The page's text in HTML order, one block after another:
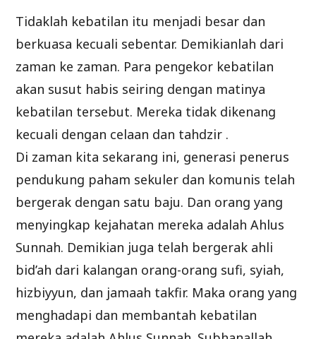
Tidaklah kebatilan itu menjadi besar dan
berkuasa kecuali sebentar. Demikianlah dari
zaman ke zaman. Para pengekor kebatilan
akan susut habis seiring dengan matinya
kebatilan tersebut. Mereka tidak dikenang
kecuali dengan celaan dan tahdzir .
Di zaman kita sekarang ini, generasi penerus
pendukung paham sekuler dan komunis telah
bergerak dengan satu baju. Dan orang yang
menyingkap kejahatan mereka adalah Ahlus
Sunnah. Demikian juga telah bergerak ahli
bid’ah dari kalangan orang-orang sufi, syiah,
hizbiyyun, dan jamaah takfir. Maka orang yang
menghadapi dan membantah kebatilan